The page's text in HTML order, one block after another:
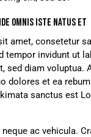
OMNIS ISTE NATUS ET
amet, consetetur
tempor invidunt ut
sed diam voluptua.
dolores et ea
sanctus est
ac vehicula.